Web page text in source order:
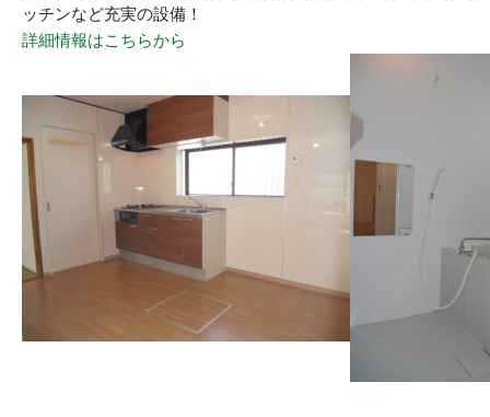
ッチンなど充実の設備！
詳細情報はこちらから